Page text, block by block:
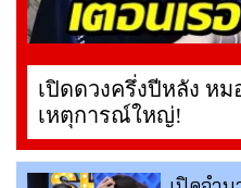
เปิดดวงครึ่งปีหลัง หม
เหตุการณ์ใหญ่!